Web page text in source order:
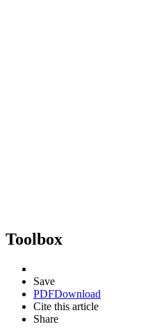
Toolbox
Save
PDFDownload
Cite this article
Share